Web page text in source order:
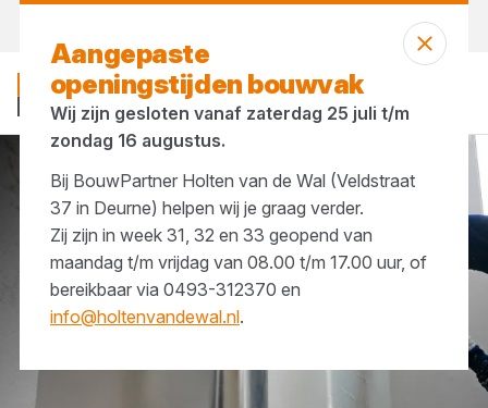
... Wasbenzine
Aangepaste
openingstijden bouwvak
Wij zijn gesloten vanaf zaterdag 25 juli t/m
zondag 16 augustus.
Bij BouwPartner Holten van de Wal (Veldstraat
37 in Deurne) helpen wij je graag verder.
Zij zijn in week 31, 32 en 33 geopend van
maandag t/m vrijdag van 08.00 t/m 17.00 uur, of
bereikbaar via 0493-312370 en
info@holtenvandewal.nl.